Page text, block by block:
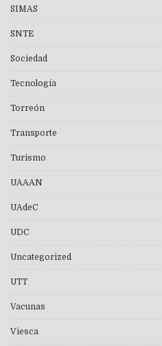
SIMAS
SNTE
Sociedad
Tecnología
Torreón
Transporte
Turismo
UAAAN
UAdeC
UDC
Uncategorized
UTT
Vacunas
Viesca